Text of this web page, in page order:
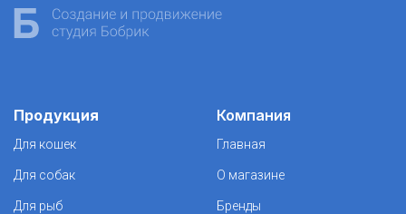
Продукция
Для кошек
Для собак
Для рыб
Компания
Главная
О магазине
Бренды